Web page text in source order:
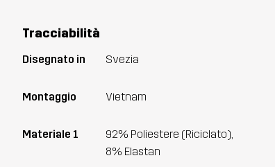
Tracciabilità
Disegnato in Svezia
Montaggio Vietnam
Materiale 1
92% Poliestere (Riciclato),
8% Elastan